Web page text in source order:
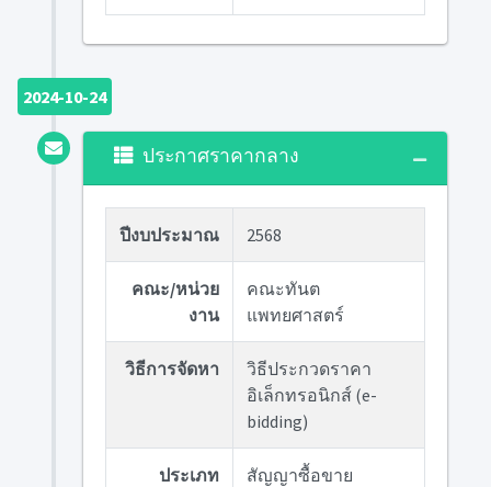
2024-10-24
ประกาศราคากลาง
ปีงบประมาณ 2568
คณะ/หน่วย
งาน
คณะทันต
แพทยศาสตร์
วิธีการจัดหา
วิธีประกวดราคา
อิเล็กทรอนิกส์ (e-
bidding)
ประเภท
สัญญาซื้อขาย